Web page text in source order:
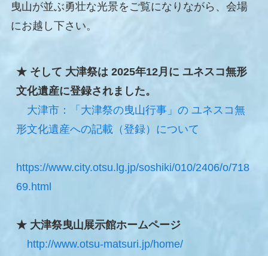
曳山が並ぶ勇壮な光景をご覧になりながら、会場
にお越し下さい。
★ そして 大津祭は 2025年12月に ユネスコ無形
文化遺産に登録されました。
大津市：「大津祭の曳山行事」の ユネスコ無
形文化遺産への記載（登録）について
https://www.city.otsu.lg.jp/soshiki/010/2406/o/718
69.html
★ 大津祭曳山展示館ホームページ
http://www.otsu-matsuri.jp/home/